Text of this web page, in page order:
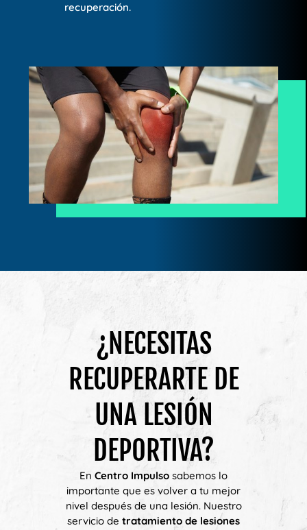
recuperación.
¿NECESITAS
RECUPERARTE DE
UNA LESIÓN
DEPORTIVA?
En Centro Impulso sabemos lo
importante que es volver a tu mejor
nivel después de una lesión. Nuestro
servicio de tratamiento de lesiones